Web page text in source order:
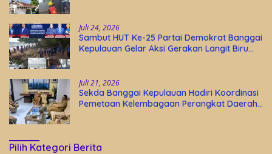
Juli 24, 2026
Sambut HUT Ke-25 Partai Demokrat Banggai
Kepulauan Gelar Aksi Gerakan Langit Biru
Juli 21, 2026
Sekda Banggai Kepulauan Hadiri Koordinasi
Pemetaan Kelembagaan Perangkat Daerah
Pilih Kategori Berita